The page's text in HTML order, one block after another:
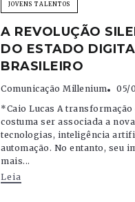
JOVENS TALENTOS
A REVOLUÇÃO
DO ESTADO
BRASILEIRO
Comunicação Millenium
05/
*Caio Lucas A
costuma ser associada a
tecnologias, inteligência
automação. No entanto, seu
mais...
Leia